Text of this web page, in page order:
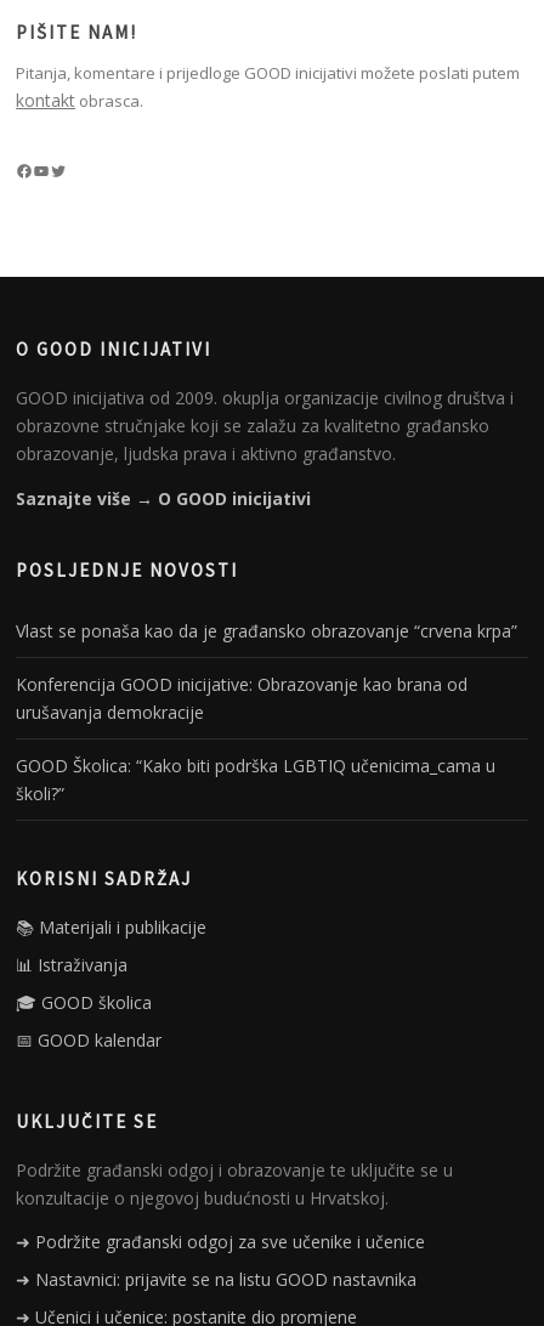
PIŠITE NAM!
Pitanja, komentare i prijedloge GOOD inicijativi možete poslati putem
kontakt obrasca.
Facebook
YouTube
Twitter
O GOOD INICIJATIVI
GOOD inicijativa od 2009. okuplja organizacije civilnog društva i
obrazovne stručnjake koji se zalažu za kvalitetno građansko
obrazovanje, ljudska prava i aktivno građanstvo.
Saznajte više → O GOOD inicijativi
POSLJEDNJE NOVOSTI
Vlast se ponaša kao da je građansko obrazovanje “crvena krpa”
Konferencija GOOD inicijative: Obrazovanje kao brana od
urušavanja demokracije
GOOD Školica: “Kako biti podrška LGBTIQ učenicima_cama u
školi?”
KORISNI SADRŽAJ
📚 Materijali i publikacije
📊 Istraživanja
🎓 GOOD školica
📅 GOOD kalendar
UKLJUČITE SE
Podržite građanski odgoj i obrazovanje te uključite se u
konzultacije o njegovoj budućnosti u Hrvatskoj.
➜ Podržite građanski odgoj za sve učenike i učenice
➜ Nastavnici: prijavite se na listu GOOD nastavnika
➜ Učenici i učenice: postanite dio promjene